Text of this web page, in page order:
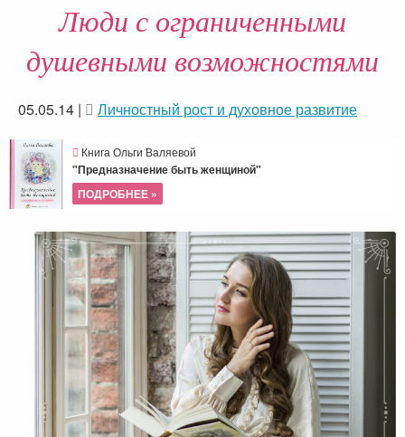
Люди с ограниченными
душевными возможностями
05.05.14 | Личностный рост и духовное развитие
Книга Ольги Валяевой
"Предназначение быть женщиной"
ПОДРОБНЕЕ »